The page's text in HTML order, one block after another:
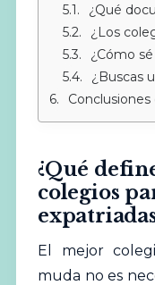
¿Qué documentos
¿Los colegios
¿Cómo sé
¿Buscas un
Conclusiones
¿Qué
colegios
El mejor
muda no es